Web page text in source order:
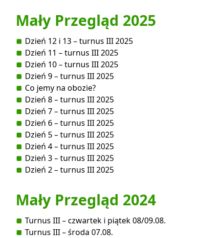
Mały Przegląd 2025
Dzień 12 i 13 – turnus III 2025
Dzień 11 – turnus III 2025
Dzień 10 – turnus III 2025
Dzień 9 – turnus III 2025
Co jemy na obozie?
Dzień 8 – turnus III 2025
Dzień 7 – turnus III 2025
Dzień 6 – turnus III 2025
Dzień 5 – turnus III 2025
Dzień 4 – turnus III 2025
Dzień 3 – turnus III 2025
Dzień 2 – turnus III 2025
Mały Przegląd 2024
Turnus III – czwartek i piątek 08/09.08.
Turnus III – środa 07.08.